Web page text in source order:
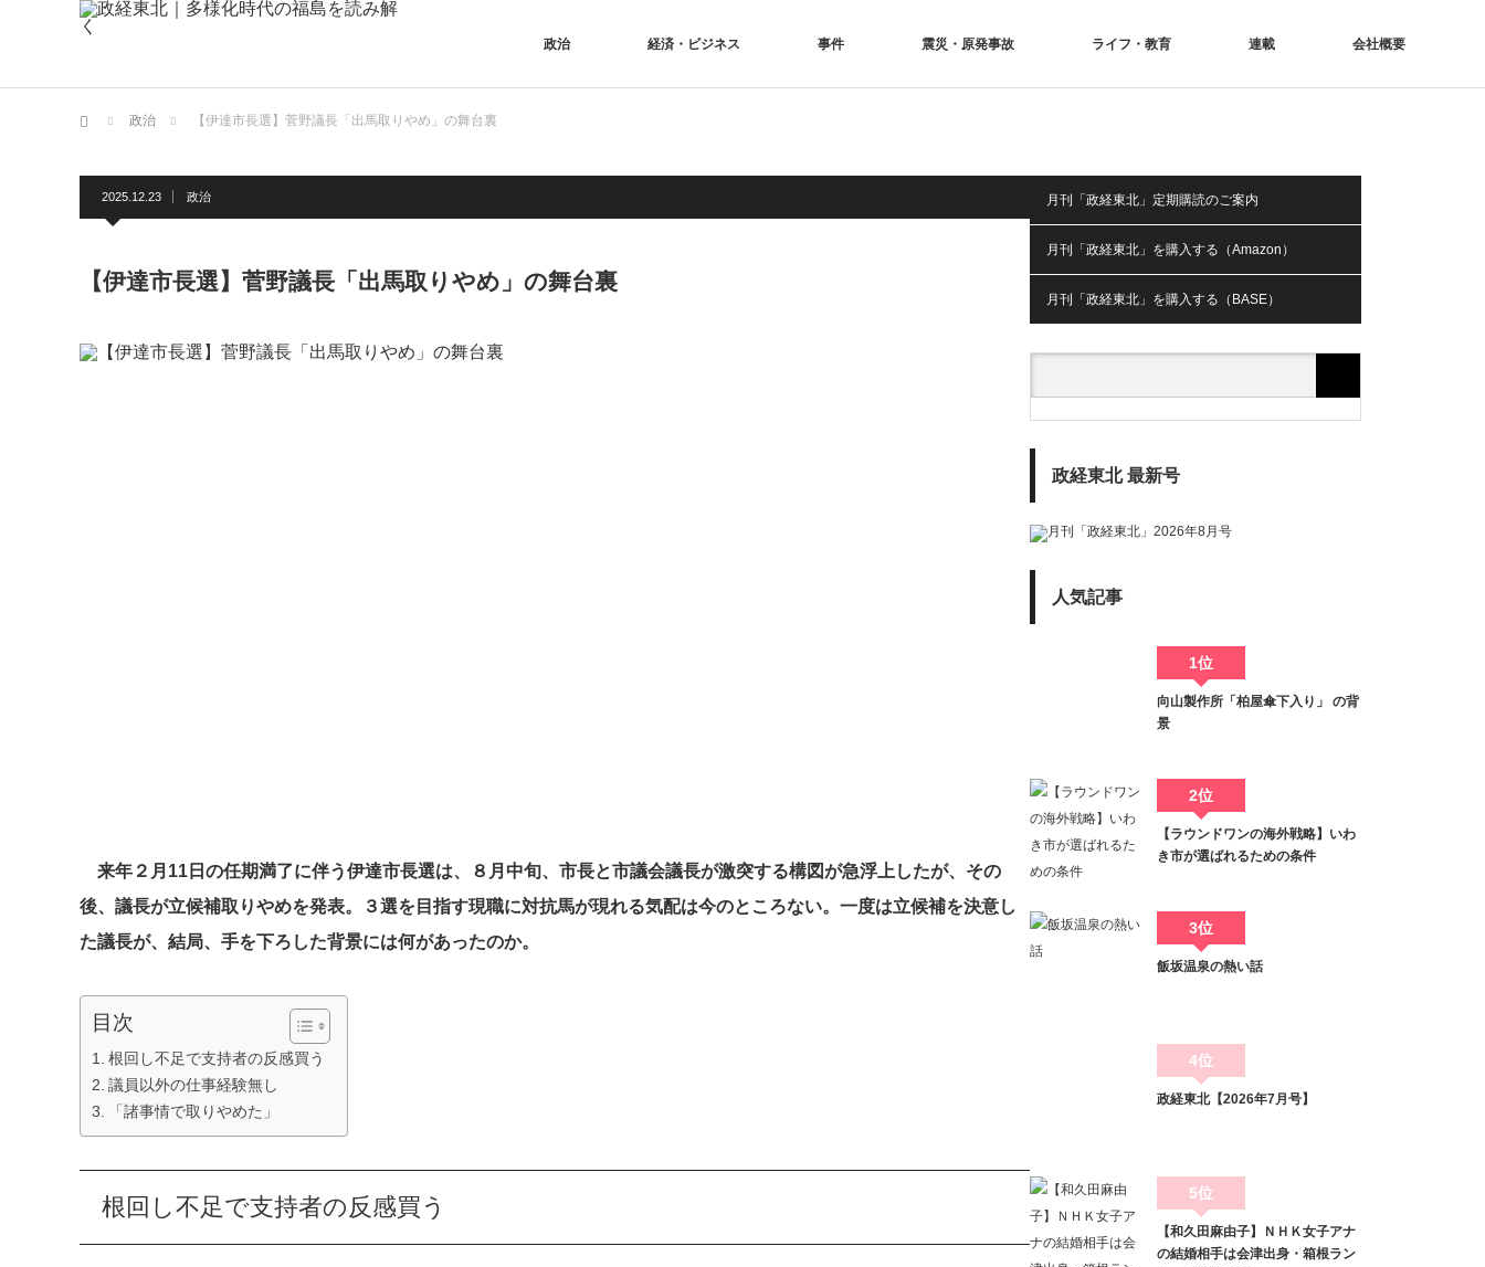
政治 経済・ビジネス 事件 震災・原発事故 ライフ・教育 連載 会社概要
ホーム 政治 【伊達市長選】菅野議長「出馬取りやめ」の舞台裏
2025.12.23 政治
【伊達市長選】菅野議長「出馬取りやめ」の舞台裏
来年２月11日の任期満了に伴う伊達市長選は、８月中旬、市長と市議会議長が激突する構図が急浮上したが、その
後、議長が立候補取りやめを発表。３選を目指す現職に対抗馬が現れる気配は今のところない。一度は立候補を決意し
た議長が、結局、手を下ろした背景には何があったのか。
目次
根回し不足で支持者の反感買う
議員以外の仕事経験無し
「諸事情で取りやめた」
根回し不足で支持者の反感買う
月刊「政経東北」定期購読のご案内
月刊「政経東北」を購入する（Amazon）
月刊「政経東北」を購入する（BASE）
政経東北 最新号
人気記事
1位
向山製作所「柏屋傘下入り」 の背
景
2位
【ラウンドワンの海外戦略】いわ
き市が選ばれるための条件
3位
飯坂温泉の熱い話
4位
政経東北【2026年7月号】
5位
【和久田麻由子】ＮＨＫ女子アナ
の結婚相手は会津出身・箱根ラン